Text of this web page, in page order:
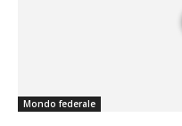
Mondo federale